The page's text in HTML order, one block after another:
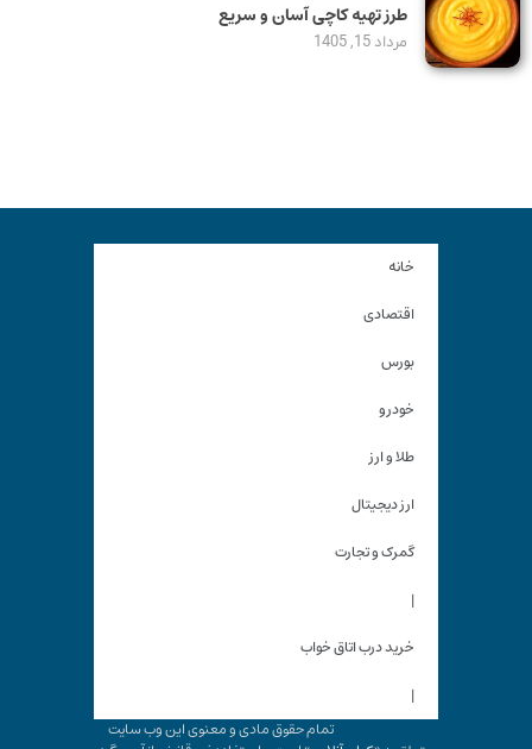
طرز تهیه کاچی آسان و سریع
مرداد 15, 1405
خانه
اقتصادی
بورس
خودرو
طلا و ارز
ارز دیجیتال
گمرک و تجارت
|
خرید درب اتاق خواب
|
تمام حقوق مادی و معنوی این وب سایت